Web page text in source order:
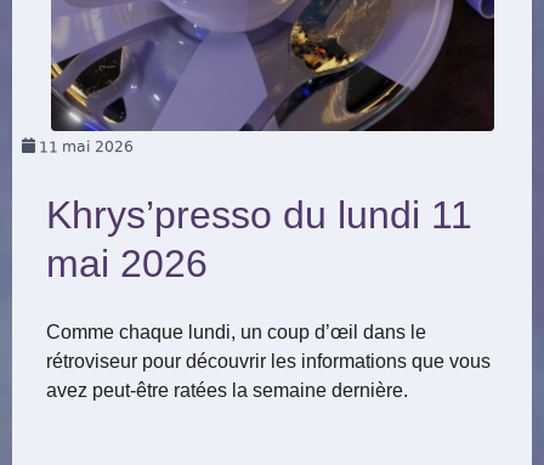
11 mai 2026
Khrys’presso du lundi 11
mai 2026
Comme chaque lundi, un coup d’œil dans le
rétroviseur pour découvrir les informations que vous
avez peut-être ratées la semaine dernière.